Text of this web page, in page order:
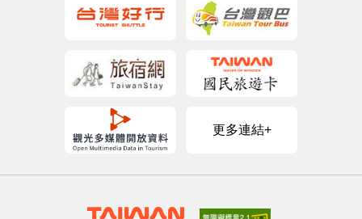
更多連結+